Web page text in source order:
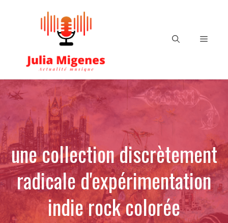
Menu
une collection discrètement
radicale d'expérimentation
indie rock colorée